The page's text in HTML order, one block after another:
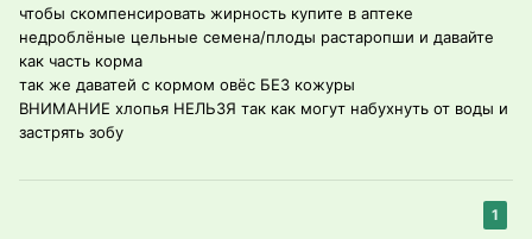
чтобы скомпенсировать жирность купите в аптеке
недроблёные цельные семена/плоды растаропши и давайте
как часть корма
так же даватей с кормом овёс БЕЗ кожуры
ВНИМАНИЕ хлопья НЕЛЬЗЯ так как могут набухнуть от воды и
застрять зобу
1